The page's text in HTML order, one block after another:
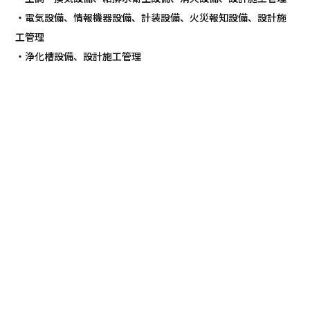
・電気設備、情報機器設備、計装設備、火災報知設備、設計施
工管理
・浄化槽設備、設計施工管理